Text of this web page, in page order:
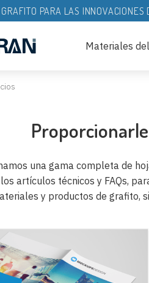
PARA LAS INNOVACIONES
Materiales
una gama completa de
artículos técnicos y FAQs,
y productos de grafito,